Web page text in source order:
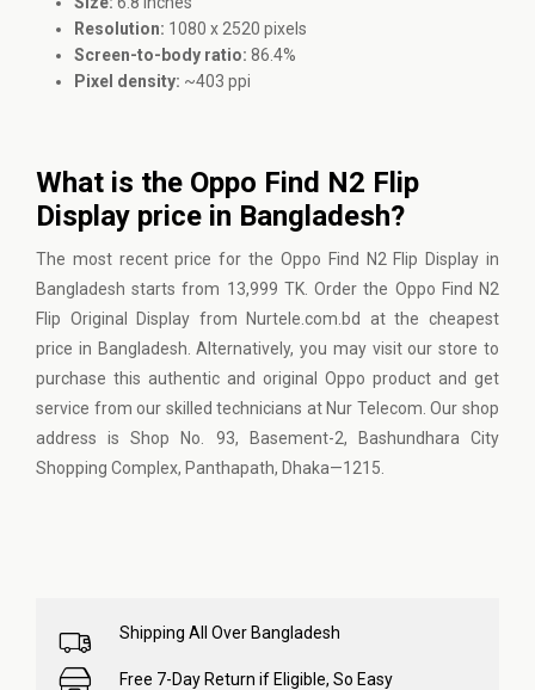
Resolution: 1080 x 2520 pixels
Screen-to-body ratio: 86.4%
Pixel density: ~403 ppi
What is the Oppo Find N2 Flip
Display price in Bangladesh?
The most recent price for the Oppo Find N2 Flip Display in
Bangladesh starts from 13,999 TK. Order the Oppo Find N2
Flip Original Display from Nurtele.com.bd at the cheapest
price in Bangladesh. Alternatively, you may visit our store to
purchase this authentic and original Oppo product and get
service from our skilled technicians at Nur Telecom. Our shop
address is Shop No. 93, Basement-2, Bashundhara City
Shopping Complex, Panthapath, Dhaka—1215.
Shipping All Over Bangladesh
Free 7-Day Return if Eligible, So Easy